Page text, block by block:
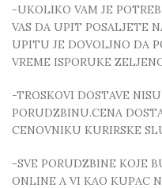
-UKOLIKO VAM JE
VAS DA UPIT POSALJETE
UPITU JE DOVOLJNO DA
VREME ISPORUKE
-TROSKOVI DOSTAVE
PORUDZBINU.CENA
CENOVNIKU KURIRSKE
-SVE PORUDZBINE KOJE
ONLINE A VI KAO KUPAC